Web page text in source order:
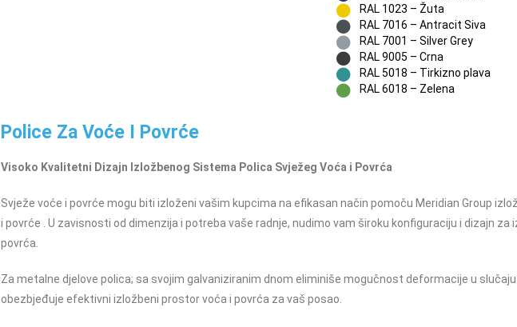
RAL 1023 – Žuta
RAL 7016 – Antracit Siva
RAL 7001 – Silver Grey
RAL 9005 – Crna
RAL 5018 – Tirkizno plava
RAL 6018 – Zelena
Police Za Voće I Povrće
Visoko Kvalitetni Dizajn Izložbenog Sistema Polica Svježeg Voća i Povrća
Svježe voće i povrće mogu biti izloženi vašim kupcima na efikasan način pomoču Meridian Group
i povrće . U zavisnosti od dimenzija i potreba vaše radnje, nudimo vam široku konfiguraciju i dizajn za
povrća.
Za metalne djelove polica; sa svojim galvaniziranim dnom eliminiše mogučnost deformacije u slučaju
obezbjeđuje efektivni izložbeni prostor voća i povrća za vaš posao.